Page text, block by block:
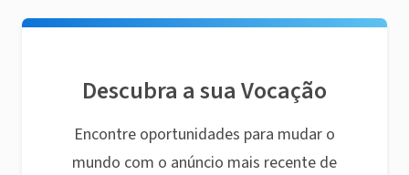
Descubra a sua Vocação
Encontre oportunidades para mudar o
mundo com o anúncio mais recente de